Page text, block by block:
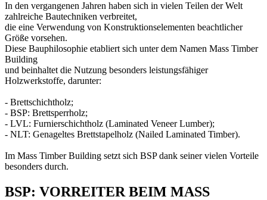
In den vergangenen Jahren haben sich in vielen Teilen der Welt
zahlreiche Bautechniken verbreitet,
die eine Verwendung von Konstruktionselementen beachtlicher
Größe vorsehen.
Diese Bauphilosophie etabliert sich unter dem Namen Mass Timber
Building
und beinhaltet die Nutzung besonders leistungsfähiger
Holzwerkstoffe, darunter:
- Brettschichtholz;
- BSP: Brettsperrholz;
- LVL: Furnierschichtholz (Laminated Veneer Lumber);
- NLT: Genageltes Brettstapelholz (Nailed Laminated Timber).
Im Mass Timber Building setzt sich BSP dank seiner vielen Vorteile
besonders durch.
BSP: VORREITER BEIM MASS